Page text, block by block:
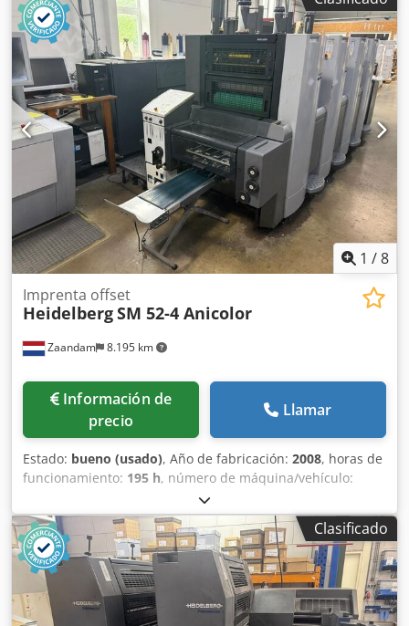
1 /8
Zaandam 8.195 km
Imprenta offset
HeidelbergSM 52-4 Anicolor
Información de
precio
Llamar
Estado: bueno (usado), Año de fabricación: 2008, horas de
funcionamiento: 195 h, número de máquina/vehículo:
, Tamaño 36 x 52 cm, sistema de humectación
Alcolor, sistema de refrigeración y recirculación
Technotrans, sistema de entintado Anicolor, enfriador
refrigerado por agua, todos los rodillos limpiadores,
sistema Autoplate, entrega a baja altura. Dedpfxjztap No
Amaock
Clasificado